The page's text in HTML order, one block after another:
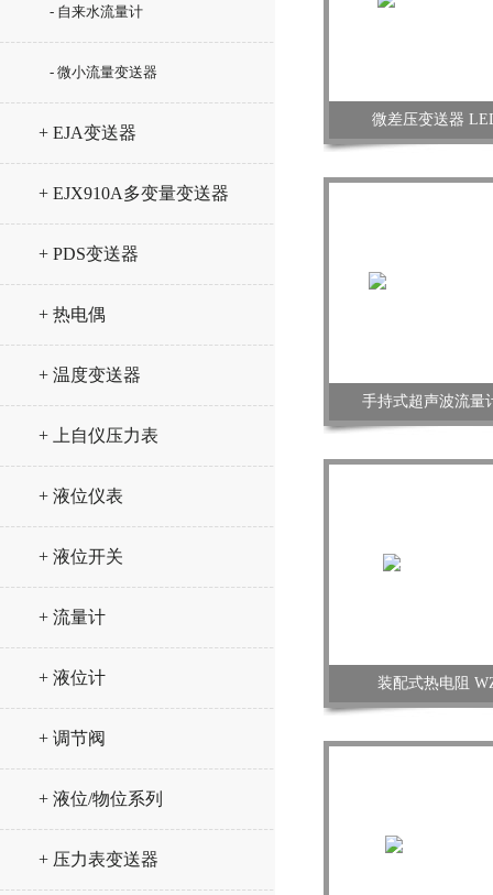
- 自来水流量计
- 微小流量变送器
+ EJA变送器
+ EJX910A多变量变送器
+ PDS变送器
+ 热电偶
+ 温度变送器
+ 上自仪压力表
+ 液位仪表
+ 液位开关
+ 流量计
+ 液位计
+ 调节阀
+ 液位/物位系列
+ 压力表变送器
微差压变送器
手持式超声波流量
装配式热电阻